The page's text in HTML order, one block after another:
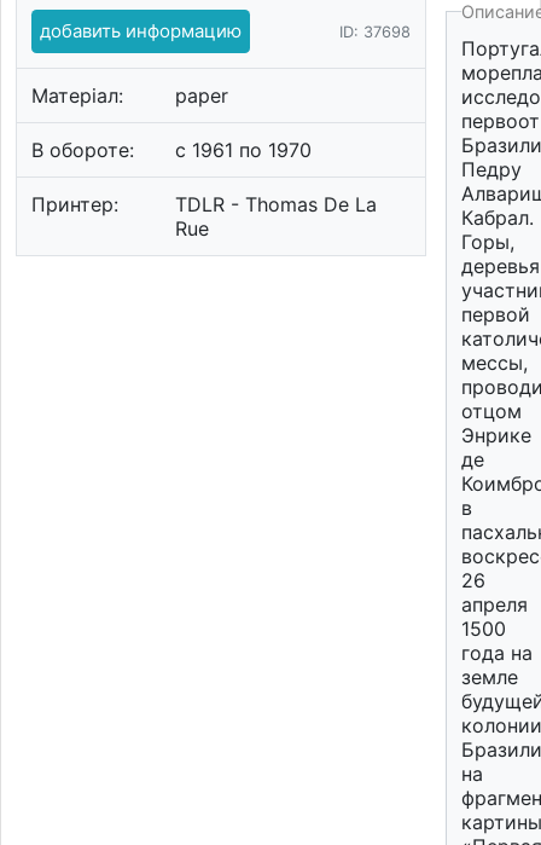
добавить информацию ID: 37698
Матеріал: paper
В обороте: c 1961 по 1970
Принтер:
TDLR - Thomas De La
Rue
Педру
Кабрал.
Горы,
первой
мессы,
отцом
Энрике
де
в
26
апреля
1500
года на
земле
колонии
на
картины